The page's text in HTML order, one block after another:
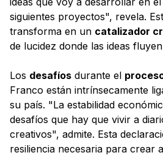
siguientes proyectos", revela.
transforma en un catalizador
de lucidez donde las ideas
Los desafíos durante el
Franco están intrínsecamente
su país. "La estabilidad
desafíos que hay que vivir a
creativos", admite. Esta
resiliencia necesaria para crear